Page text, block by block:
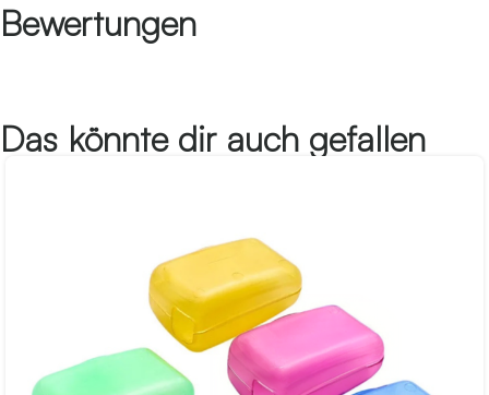
Bewertungen
Das könnte dir auch gefallen